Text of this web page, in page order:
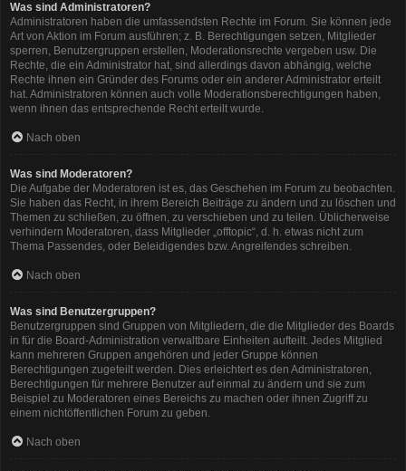
Was sind Administratoren?
Administratoren haben die umfassendsten Rechte im Forum. Sie können jede
Art von Aktion im Forum ausführen; z. B. Berechtigungen setzen, Mitglieder
sperren, Benutzergruppen erstellen, Moderationsrechte vergeben usw. Die
Rechte, die ein Administrator hat, sind allerdings davon abhängig, welche
Rechte ihnen ein Gründer des Forums oder ein anderer Administrator erteilt
hat. Administratoren können auch volle Moderationsberechtigungen haben,
wenn ihnen das entsprechende Recht erteilt wurde.
Nach oben
Was sind Moderatoren?
Die Aufgabe der Moderatoren ist es, das Geschehen im Forum zu beobachten.
Sie haben das Recht, in ihrem Bereich Beiträge zu ändern und zu löschen und
Themen zu schließen, zu öffnen, zu verschieben und zu teilen. Üblicherweise
verhindern Moderatoren, dass Mitglieder „offtopic“, d. h. etwas nicht zum
Thema Passendes, oder Beleidigendes bzw. Angreifendes schreiben.
Nach oben
Was sind Benutzergruppen?
Benutzergruppen sind Gruppen von Mitgliedern, die die Mitglieder des Boards
in für die Board-Administration verwaltbare Einheiten aufteilt. Jedes Mitglied
kann mehreren Gruppen angehören und jeder Gruppe können
Berechtigungen zugeteilt werden. Dies erleichtert es den Administratoren,
Berechtigungen für mehrere Benutzer auf einmal zu ändern und sie zum
Beispiel zu Moderatoren eines Bereichs zu machen oder ihnen Zugriff zu
einem nichtöffentlichen Forum zu geben.
Nach oben